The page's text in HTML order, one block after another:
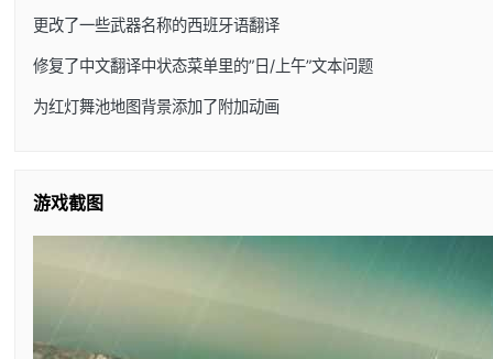
更改了一些武器名称的西班牙语翻译
修复了中文翻译中状态菜单里的”日/上午”文本问题
为红灯舞池地图背景添加了附加动画
游戏截图